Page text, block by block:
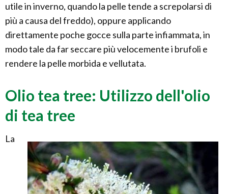
utile in inverno, quando la pelle tende a screpolarsi di
più a causa del freddo), oppure applicando
direttamente poche gocce sulla parte infiammata, in
modo tale da far seccare più velocemente i brufoli e
rendere la pelle morbida e vellutata.
Olio tea tree: Utilizzo dell'olio
di tea tree
La